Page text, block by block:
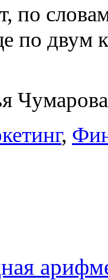
по
по двум
,